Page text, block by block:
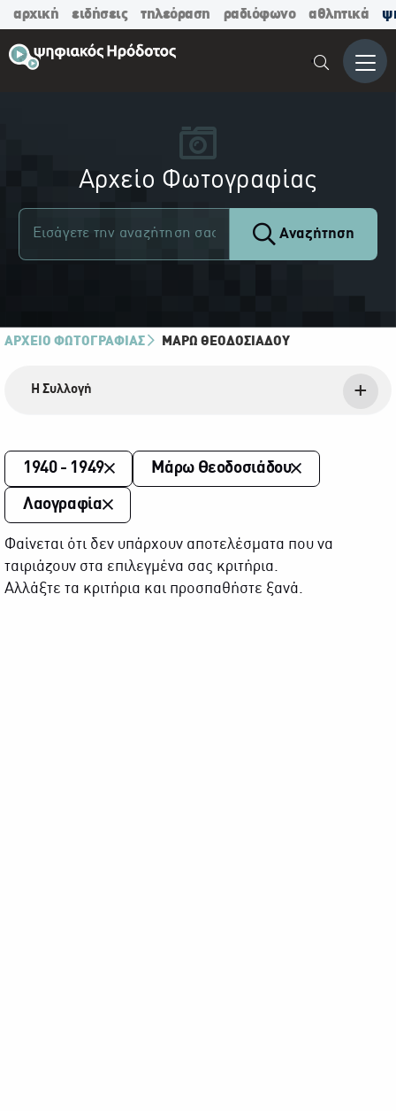
αρχική ειδήσεις τηλεόραση ραδιόφωνο αθλητικά
Μενού
Αρχείο Φωτογραφίας
Αναζήτηση
ΑΡΧΕΙΟ ΦΩΤΟΓΡΑΦΙΑΣ ΜΆΡΩ ΘΕΟΔΟΣΙΆΔΟΥ
Η Συλλογή
1940 - 1949 Μάρω Θεοδοσιάδου
Λαογραφία
Φαίνεται ότι δεν υπάρχουν αποτελέσματα που να
ταιριάζουν στα επιλεγμένα σας κριτήρια.
Αλλάξτε τα κριτήρια και προσπαθήστε ξανά.